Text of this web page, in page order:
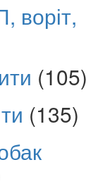
воріт,
(105)
(135)